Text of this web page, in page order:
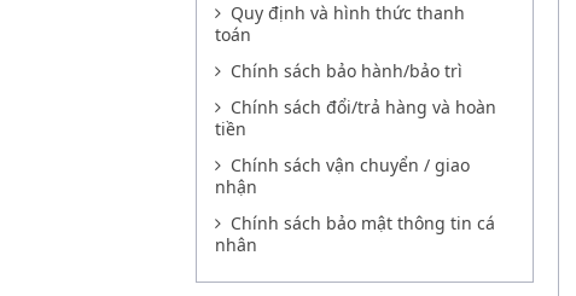
Quy định và hình thức thanh
toán
Chính sách bảo hành/bảo trì
Chính sách đổi/trả hàng và hoàn
tiền
Chính sách vận chuyển / giao
nhận
Chính sách bảo mật thông tin cá
nhân